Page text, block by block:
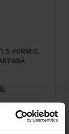
FORM:G,
L2=24
F1 CA N=15